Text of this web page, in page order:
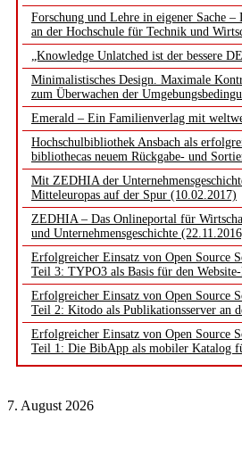
Forschung und Lehre in eigener Sache
an der Hochschule für Technik und
„Knowledge Unlatched ist der bessere
Minimalistisches Design. Maximale
zum Überwachen der
Emerald – Ein Familienverlag mit
Hochschulbibliothek Ansbach als
bibliothecas neuem Rückgabe- und
Mit ZEDHIA der
Mitteleuropas auf der Spur (10.02.2017)
ZEDHIA – Das Onlineportal für
und Unternehmensgeschichte
Erfolgreicher Einsatz von Open Source
Teil 3: TYPO3 als Basis für den
Erfolgreicher Einsatz von Open Source
Teil 2: Kitodo als Publikationsserver an
Erfolgreicher Einsatz von Open Source
Teil 1: Die BibApp als mobiler Katalog
7. August 2026